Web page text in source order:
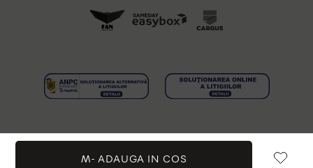
M- ADAUGA IN COS
Toate drepturile rezervate © 2026 OutletMag